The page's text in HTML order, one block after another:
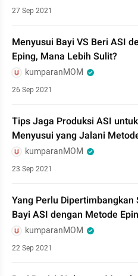
27 Sep 2021
Menyusui Bayi VS Beri ASI
Eping, Mana Lebih Sulit?
kumparanMOM
26 Sep 2021
Tips Jaga Produksi ASI
Menyusui yang Jalani
kumparanMOM
23 Sep 2021
Yang Perlu Dipertimbangkan
Bayi ASI dengan Metode
kumparanMOM
22 Sep 2021